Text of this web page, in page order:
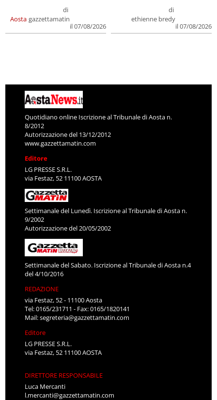
Aosta
di
gazzettamatin
il 07/08/2026
di
ethienne bredy
il 07/08/2026
Quotidiano online Iscrizione al Tribunale di Aosta n.
8/2012
Autorizzazione del 13/12/2012
www.gazzettamatin.com
Editore
LG PRESSE S.R.L.
via Festaz, 52 11100 AOSTA
Settimanale del Lunedì. Iscrizione al Tribunale di Aosta n.
9/2002
Autorizzazione del 20/05/2002
Settimanale del Sabato. Iscrizione al Tribunale di Aosta n.4
del 4/10/2016
REDAZIONE
via Festaz, 52 - 11100 Aosta
Tel: 0165/231711 - Fax: 0165/1820141
Mail:segreteria@gazzettamatin.com
Editore
LG PRESSE S.R.L.
via Festaz, 52 11100 AOSTA
DIRETTORE RESPONSABILE
Luca Mercanti
l.mercanti@gazzettamatin.com